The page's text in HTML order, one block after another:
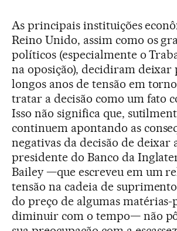
As principais instituições
Reino Unido, assim como os
políticos (especialmente o
na oposição), decidiram deixar
longos anos de tensão em
tratar a decisão como um fato
Isso não significa que,
continuem apontando as
negativas da decisão de deixar
presidente do Banco da
Bailey —que escreveu em um
tensão na cadeia de
do preço de algumas
diminuir com o tempo— não